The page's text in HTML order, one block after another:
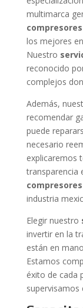
multimarca
los mejores
Nuestro
reconocido
complejos
Además,
recomendar
puede
necesario
explicaremos
transparencia
industria
Elegir nuestro
invertir en la
están en
Estamos
éxito de cada